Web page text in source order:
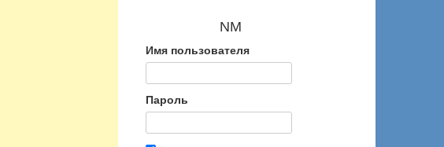
NM
Имя пользователя
Пароль